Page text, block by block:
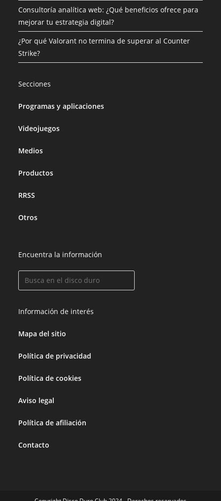
Consultoría analítica web: ¿Qué beneficios ofrece para
mejorar tu estrategia digital?
¿Por qué Valorant no termina de superar al Counter
Strike?
Secciones
Programas y aplicaciones
Videojuegos
Medios
Productos
RRSS
Otros
Encuentra la información
Información de interés
Mapa del sitio
Política de privacidad
Política de cookies
Aviso legal
Política de afiliación
Contacto